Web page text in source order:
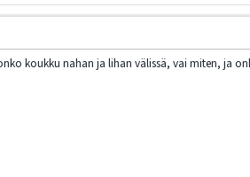
koukku nahan ja lihan välissä, vai miten, ja